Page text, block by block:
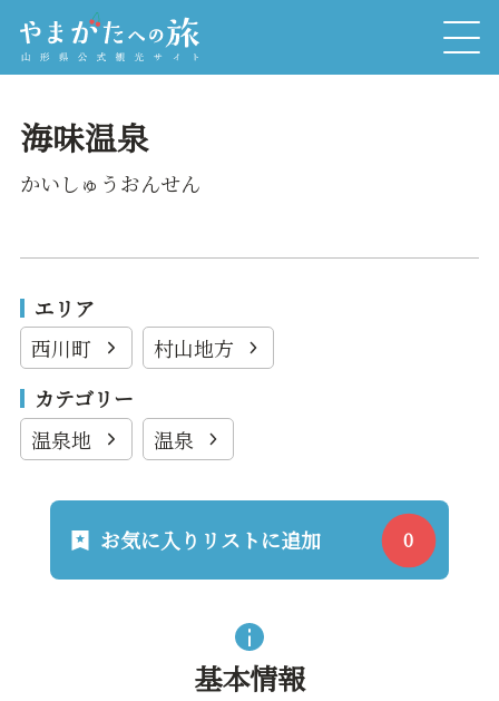
海味温泉
かいしゅうおんせん
エリア
西川町
村山地方
カテゴリー
温泉地
温泉
お気に入りリストに追加
基本情報